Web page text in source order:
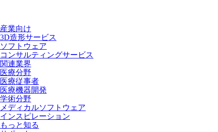
産業向け
3D造形サービス
ソフトウェア
コンサルティングサービス
関連業界
医療分野
医療従事者
医療機器開発
学術分野
メディカルソフトウェア
インスピレーション
もっと知る